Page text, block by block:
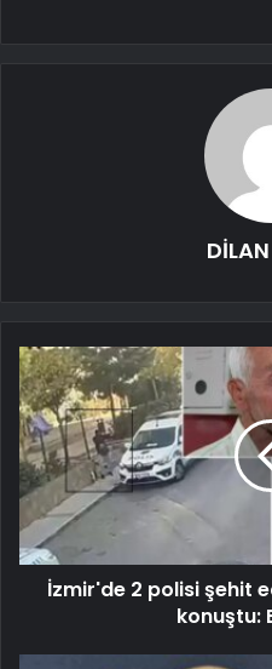
İzmir'de 2 polisi şehit
konuştu: